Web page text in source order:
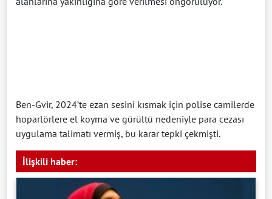
Ben-Gvir, 2024’te ezan sesini kısmak için polise camilerde
hoparlörlere el koyma ve gürültü nedeniyle para cezası
uygulama talimatı vermiş, bu karar tepki çekmişti.
İlişkili haber: